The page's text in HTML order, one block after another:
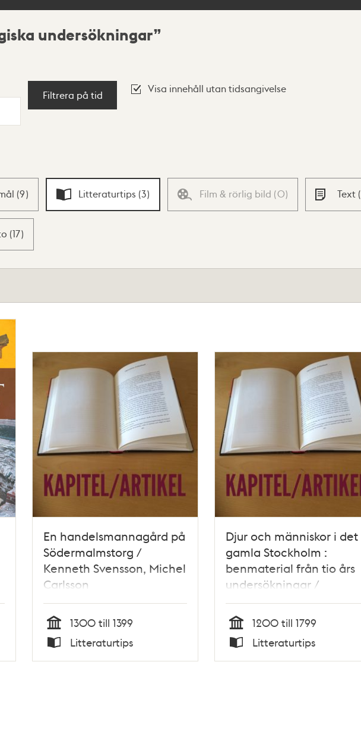
undersökningar
Filtrera på tid
Visa innehåll utan tidsangivelse
(9) Litteraturtips (3) Film & rörlig bild (0) Text (
(17)
En handelsmannagård på
Södermalmstorg /
Kenneth Svensson, Michel
Carlsson
Tid
1300 till 1399
Typ
Litteraturtips
Djur och människor i det
gamla Stockholm :
benmaterial från tio års
undersökningar /
Johanna Karlsson
Tid
1200 till 1799
Typ
Litteraturtips